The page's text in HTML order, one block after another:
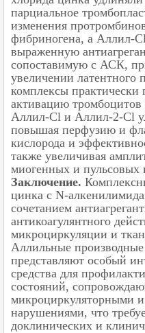
парциальное
изменения
фибриногена, а Аллил-
выраженную
сопоставимую с АСК,
увеличении латентного
комплексы практически
активацию
Аллил-Cl и Аллил-2-Cl
повышая перфузию и
кислорода и
также увеличивая
миогенных и пульсовых
Заключение.
цинка с
сочетанием
антикоагулянтного
микроциркуляции и
Аллильные
представляют особый
средства для
состояний,
микроциркуляторными
нарушениями, что
доклинических и